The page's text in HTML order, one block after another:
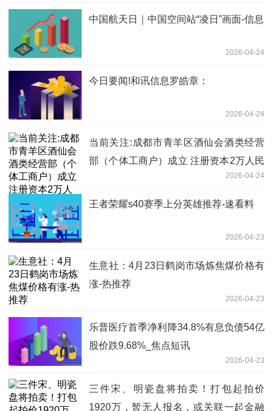
中国航天日｜中国空间站“凌日”画面-信息
2026-04-24
今日要闻!和讯信息罗皓章：
2026-04-24
当前关注:成都市青羊区酒仙会酒类经营
部（个体工商户）成立 注册资本2万人民
2026-04-24
王者荣耀s40赛季上分英雄推荐-速看料
2026-04-23
生意社：4月23日鹤岗市场炼焦煤价格有
涨-热推荐
2026-04-23
乐普医疗首季净利降34.8%有息负债54亿
股价跌9.68%_焦点短讯
2026-04-23
三件宋、明瓷盘将拍卖！打包起拍价
1920万，暂无人报名，或关联一起金融